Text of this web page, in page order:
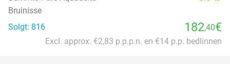
Bruinisse
Solgt: 816
182,40€
Excl. approx. €2,83 p.p.p.n. en €14 p.p. bedlinnen